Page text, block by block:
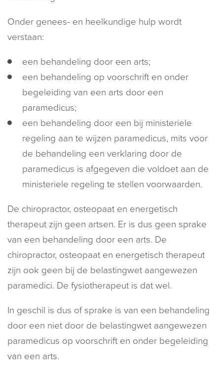
Onder genees- en heelkundige hulp wordt
verstaan:
een behandeling door een arts;
een behandeling op voorschrift en onder
begeleiding van een arts door een
paramedicus;
een behandeling door een bij ministeriele
regeling aan te wijzen paramedicus, mits voor
de behandeling een verklaring door de
paramedicus is afgegeven die voldoet aan de
ministeriele regeling te stellen voorwaarden.
De chiropractor, osteopaat en energetisch
therapeut zijn geen artsen. Er is dus geen sprake
van een behandeling door een arts. De
chiropractor, osteopaat en energetisch therapeut
zijn ook geen bij de belastingwet aangewezen
paramedici. De fysiotherapeut is dat wel.
In geschil is dus of sprake is van een behandeling
door een niet door de belastingwet aangewezen
paramedicus op voorschrift en onder begeleiding
van een arts.